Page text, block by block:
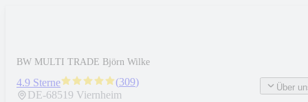
BW MULTI TRADE Björn Wilke
4.9 Sterne (309)
DE-68519 Viernheim
Über